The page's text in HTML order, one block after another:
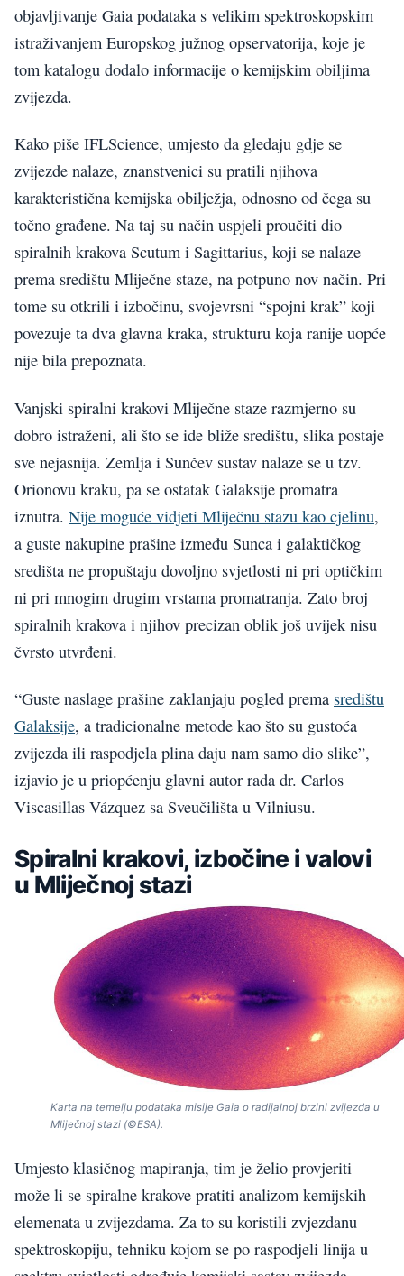
objavljivanje Gaia podataka s velikim spektroskopskim
istraživanjem Europskog južnog opservatorija, koje je
tom katalogu dodalo informacije o kemijskim obiljima
zvijezda.
Kako piše IFLScience, umjesto da gledaju gdje se
zvijezde nalaze, znanstvenici su pratili njihova
karakteristična kemijska obilježja, odnosno od čega su
točno građene. Na taj su način uspjeli proučiti dio
spiralnih krakova Scutum i Sagittarius, koji se nalaze
prema središtu Mliječne staze, na potpuno nov način. Pri
tome su otkrili i izbočinu, svojevrsni “spojni krak” koji
povezuje ta dva glavna kraka, strukturu koja ranije uopće
nije bila prepoznata.
Vanjski spiralni krakovi Mliječne staze razmjerno su
dobro istraženi, ali što se ide bliže središtu, slika postaje
sve nejasnija. Zemlja i Sunčev sustav nalaze se u tzv.
Orionovu kraku, pa se ostatak Galaksije promatra
iznutra. Nije moguće vidjeti Mliječnu stazu kao cjelinu,
a guste nakupine prašine između Sunca i galaktičkog
središta ne propuštaju dovoljno svjetlosti ni pri optičkim
ni pri mnogim drugim vrstama promatranja. Zato broj
spiralnih krakova i njihov precizan oblik još uvijek nisu
čvrsto utvrđeni.
“Guste naslage prašine zaklanjaju pogled prema središtu
Galaksije, a tradicionalne metode kao što su gustoća
zvijezda ili raspodjela plina daju nam samo dio slike”,
izjavio je u priopćenju glavni autor rada dr. Carlos
Viscasillas Vázquez sa Sveučilišta u Vilniusu.
Spiralni krakovi, izbočine i valovi
u Mliječnoj stazi
Karta na temelju podataka misije Gaia o radijalnoj brzini zvijezda u
Mliječnoj stazi (©ESA).
Umjesto klasičnog mapiranja, tim je želio provjeriti
može li se spiralne krakove pratiti analizom kemijskih
elemenata u zvijezdama. Za to su koristili zvjezdanu
spektroskopiju, tehniku kojom se po raspodjeli linija u